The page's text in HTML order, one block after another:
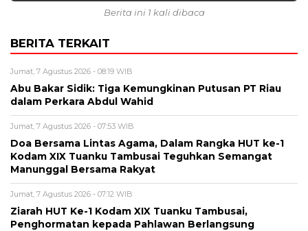
Berita ini 1 kali dibaca
BERITA TERKAIT
Jumat, 7 Agustus 2026 - 08:19 WIB
Abu Bakar Sidik: Tiga Kemungkinan Putusan PT Riau
dalam Perkara Abdul Wahid
Jumat, 7 Agustus 2026 - 07:53 WIB
Doa Bersama Lintas Agama, Dalam Rangka HUT ke-1
Kodam XIX Tuanku Tambusai Teguhkan Semangat
Manunggal Bersama Rakyat
Jumat, 7 Agustus 2026 - 07:12 WIB
Ziarah HUT Ke-1 Kodam XIX Tuanku Tambusai,
Penghormatan kepada Pahlawan Berlangsung